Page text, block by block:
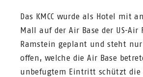
Das KMCC wurde als Hotel mit
Mall auf der Air Base der US-Air
Ramstein geplant und steht nur
offen, welche die Air Base
unbefugtem Eintritt schützt die